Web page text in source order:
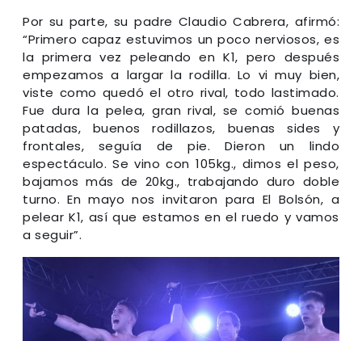
Por su parte, su padre Claudio Cabrera, afirmó:
“Primero capaz estuvimos un poco nerviosos, es
la primera vez peleando en K1, pero después
empezamos a largar la rodilla. Lo vi muy bien,
viste como quedó el otro rival, todo lastimado.
Fue dura la pelea, gran rival, se comió buenas
patadas, buenos rodillazos, buenas sides y
frontales, seguía de pie. Dieron un lindo
espectáculo. Se vino con 105kg., dimos el peso,
bajamos más de 20kg., trabajando duro doble
turno. En mayo nos invitaron para El Bolsón, a
pelear K1, así que estamos en el ruedo y vamos
a seguir”.